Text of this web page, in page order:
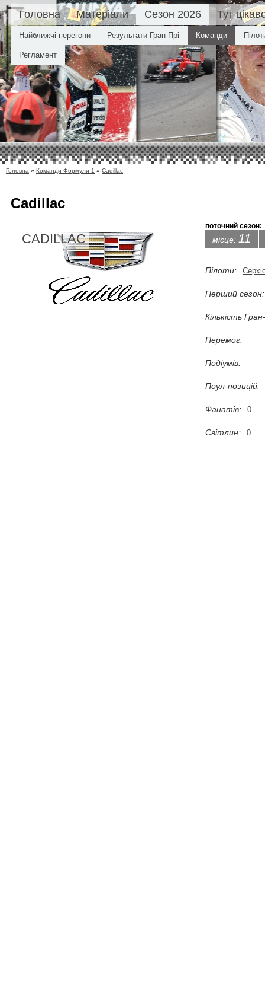
Головна Матеріали Сезон 2026
Найближчі перегони Результати Гран-Прі Команди
Регламент
Тут
Головна » Команди Формули 1 » Cadillac
Cadillac
CADILLAC
поточний сезон:
місце: 11
Пілоти:
Перший сезон:
Кількість
Перемог:
Подіумів:
Поул-позицій:
Фанатів: 0
Світлин: 0